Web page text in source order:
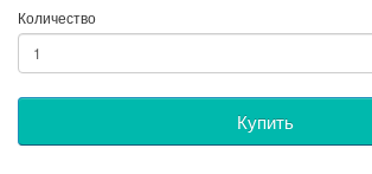
Количество
Купить